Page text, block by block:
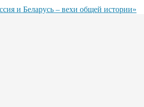
и Беларусь – вехи общей истории»